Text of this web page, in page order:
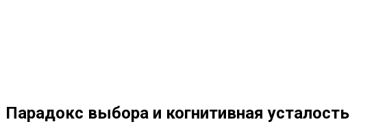
Парадокс выбора и когнитивная усталость